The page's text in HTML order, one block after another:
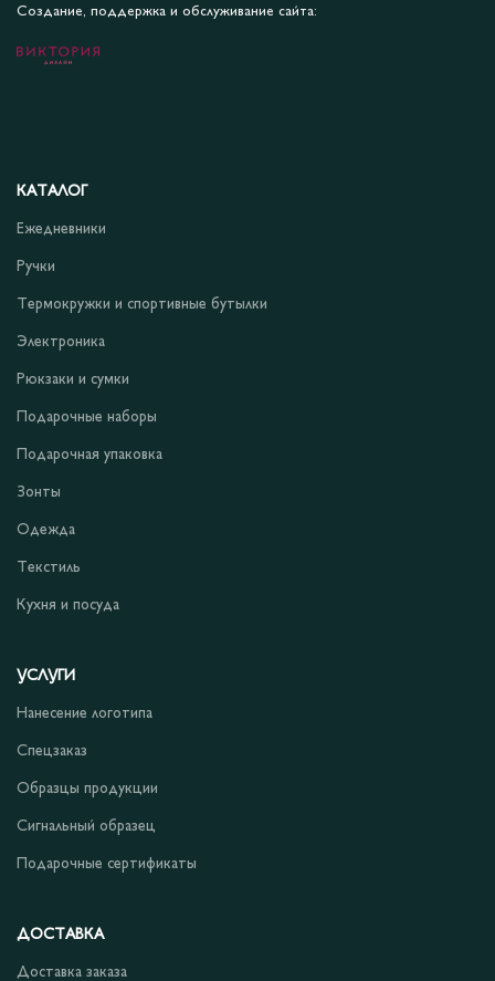
Создание, поддержка и обслуживание сайта:
КАТАЛОГ
Ежедневники
Ручки
Термокружки и спортивные бутылки
Электроника
Рюкзаки и сумки
Подарочные наборы
Подарочная упаковка
Зонты
Одежда
Текстиль
Кухня и посуда
УСЛУГИ
Нанесение логотипа
Спецзаказ
Образцы продукции
Сигнальный образец
Подарочные сертификаты
ДОСТАВКА
Доставка заказа